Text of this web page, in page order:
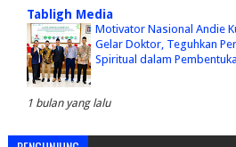
Tabligh Media
Motivator Nasional Andie
Gelar Doktor, Teguhkan
Spiritual dalam
1 bulan yang lalu